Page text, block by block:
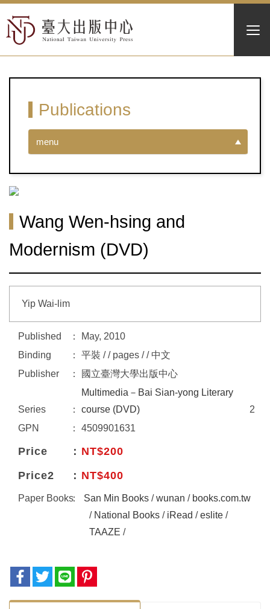
Publications
menu
Wang Wen-hsing and
Modernism (DVD)
Yip Wai-lim
Published
May, 2010
Binding
平裝 / / pages / / 中文
Publisher
國立臺灣大學出版中心
Series
Multimedia－Bai Sian-yong Literary
course (DVD)
2
GPN
4509901631
Price
NT$200
Price2
NT$400
Paper Books San Min Books /wunan / books.com.tw
/ National Books / iRead /eslite /
TAAZE /